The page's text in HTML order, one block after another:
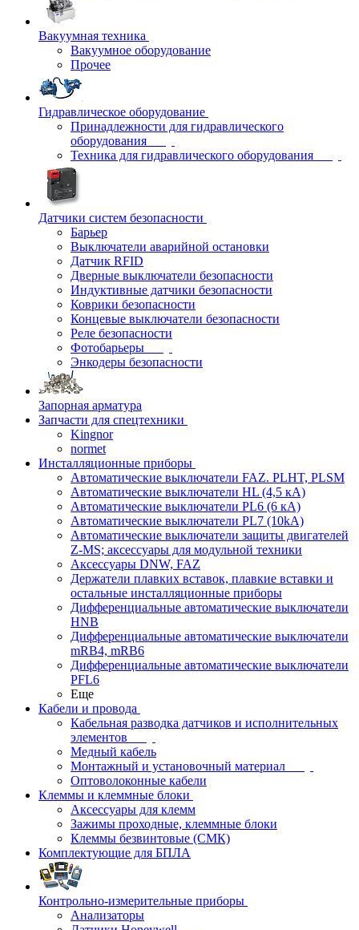
Вакуумная техника
Вакуумное оборудование
Прочее
Гидравлическое оборудование
Принадлежности для гидравлического
оборудования
Техника для гидравлического оборудования
Датчики систем безопасности
Барьер
Выключатели аварийной остановки
Датчик RFID
Дверные выключатели безопасности
Индуктивные датчики безопасности
Коврики безопасности
Концевые выключатели безопасности
Реле безопасности
Фотобарьеры
Энкодеры безопасности
Запорная арматура
Запчасти для спецтехники
Kingnor
normet
Инсталляционные приборы
Автоматические выключатели FAZ. PLHT, PLSM
Автоматические выключатели HL (4,5 кА)
Автоматические выключатели PL6 (6 кА)
Автоматические выключатели PL7 (10kA)
Автоматические выключатели защиты двигателей
Z-MS; аксессуары для модульной техники
Аксессуары DNW, FAZ
Держатели плавких вставок, плавкие вставки и
остальные инсталляционные приборы
Дифференциальные автоматические выключатели
HNB
Дифференциальные автоматические выключатели
mRB4, mRB6
Дифференциальные автоматические выключатели
PFL6
Еще
Кабели и провода
Кабельная разводка датчиков и исполнительных
элементов
Медный кабель
Монтажный и установочный материал
Оптоволоконные кабели
Клеммы и клеммные блоки
Аксессуары для клемм
Зажимы проходные, клеммные блоки
Клеммы безвинтовые (СМК)
Комплектующие для БПЛА
Контрольно-измерительные приборы
Анализаторы